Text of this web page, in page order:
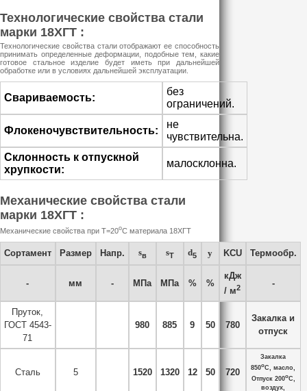
Технологические свойства стали
марки 18ХГТ :
Технологические свойства стали отображают ее способность
принимать определенные деформации, подобные тем, какие
готовое стальное изделие будет иметь при дальнейшей
обработке или в условиях дальнейшей эксплуатации.
Свариваемость:
без
ограничений.
Флокеночувствительность:
не
чувствительна.
Склонность к отпускной
хрупкости:
малосклонна.
Механические свойства стали
марки 18ХГТ :
Механические свойства при Т=20oС материала 18ХГТ
Сортамент Размер Напр. sв sT d5 y KCU Термообр.
- мм - МПа МПа % %
кДж
/ м2 -
Пруток,
ГОСТ 4543-
71
980 885 9 50 780
Закалка и
отпуск
Сталь 5 1520 1320 12 50 720
Закалка
850oC, масло,
Отпуск 200oC,
воздух,